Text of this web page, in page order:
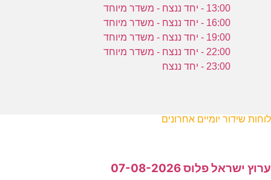
13:00 - יחד ננצח - משדר מיוחד
16:00 - יחד ננצח - משדר מיוחד
19:00 - יחד ננצח - משדר מיוחד
22:00 - יחד ננצח - משדר מיוחד
23:00 - יחד ננצח
לוחות שידור יומיים אחרונים
ערוץ ישראל פלוס 07-08-2026